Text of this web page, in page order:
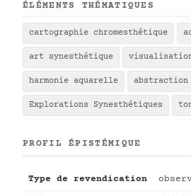
ÉLÉMENTS THÉMATIQUES
cartographie chromesthétique
art synesthétique
harmonie aquarelle abstraction
Explorations Synesthétiques
PROFIL ÉPISTÉMIQUE
Type de revendication